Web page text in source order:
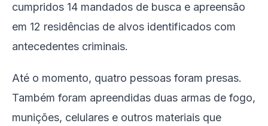
cumpridos 14 mandados de busca e apreensão
em 12 residências de alvos identificados com
antecedentes criminais.
Até o momento, quatro pessoas foram presas.
Também foram apreendidas duas armas de fogo,
munições, celulares e outros materiais que